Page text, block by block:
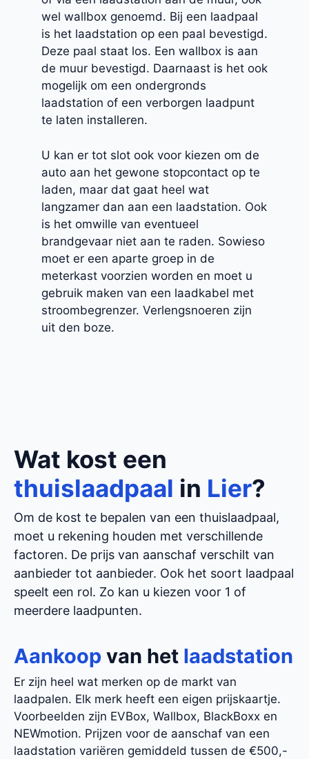
wel wallbox genoemd. Bij een laadpaal
is het laadstation op een paal bevestigd.
Deze paal staat los. Een wallbox is aan
de muur bevestigd. Daarnaast is het ook
mogelijk om een ondergronds
laadstation of een verborgen laadpunt
te laten installeren.
U kan er tot slot ook voor kiezen om de
auto aan het gewone stopcontact op te
laden, maar dat gaat heel wat
langzamer dan aan een laadstation. Ook
is het omwille van eventueel
brandgevaar niet aan te raden. Sowieso
moet er een aparte groep in de
meterkast voorzien worden en moet u
gebruik maken van een laadkabel met
stroombegrenzer. Verlengsnoeren zijn
uit den boze.
Wat kost een
thuislaadpaal in Lier?
Om de kost te bepalen van een thuislaadpaal,
moet u rekening houden met verschillende
factoren. De prijs van aanschaf verschilt van
aanbieder tot aanbieder. Ook het soort laadpaal
speelt een rol. Zo kan u kiezen voor 1 of
meerdere laadpunten.
Aankoop van het laadstation
Er zijn heel wat merken op de markt van
laadpalen. Elk merk heeft een eigen prijskaartje.
Voorbeelden zijn EVBox, Wallbox, BlackBoxx en
NEWmotion. Prijzen voor de aanschaf van een
laadstation variëren gemiddeld tussen de €500,-